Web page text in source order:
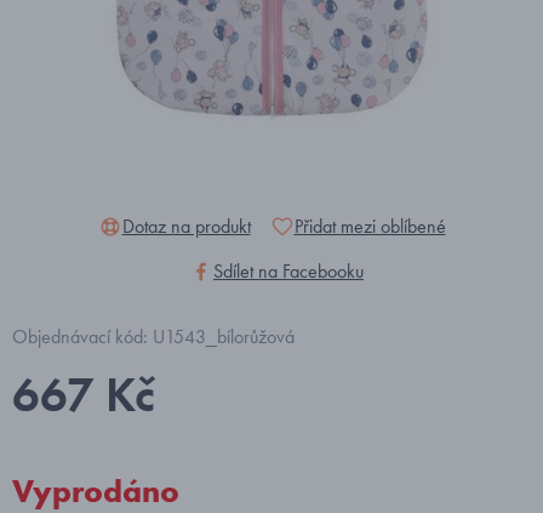
Dotaz na produkt
Přidat mezi oblíbené
Sdílet na Facebooku
Objednávací kód: U1543_bílorůžová
667 Kč
Vyprodáno